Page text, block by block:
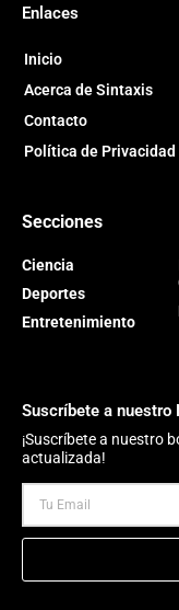
Enlaces
Inicio
Acerca de Sintaxis
Contacto
Política de Privacidad
Secciones
Ciencia
Deportes
Entretenimiento
Suscríbete a nuestro
¡Suscríbete a nuestro
actualizada!